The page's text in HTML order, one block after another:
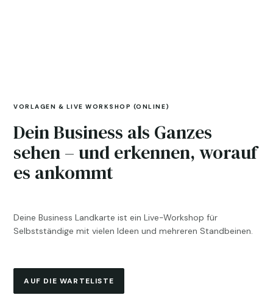
VORLAGEN & LIVE WORKSHOP (ONLINE)
Dein Business als Ganzes
sehen – und erkennen, worauf
es ankommt
Deine Business Landkarte ist ein Live-Workshop für
Selbstständige mit vielen Ideen und mehreren Standbeinen.
AUF DIE WARTELISTE